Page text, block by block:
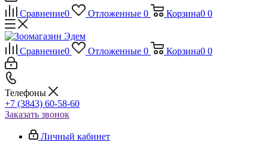
Сравнение0 Отложенные 0 Корзина0 0
Сравнение0 Отложенные 0 Корзина0 0
Телефоны
+7 (3843) 60-58-60
Заказать звонок
Личный кабинет